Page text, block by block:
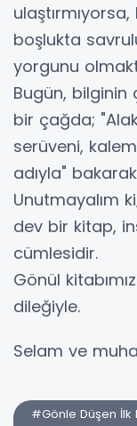
boşlukta
yorgunu
​Bugün,
bir çağda;
serüveni,
adıyla"
Unutmayalım
dev bir kitap,
cümlesidir.
Gönül
dileğiyle.
Selam ve
#Gönle Düşen İlk